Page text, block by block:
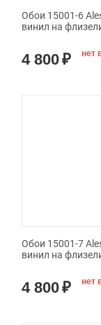
Обои 15001-6
винил на
4 800₽ нет
Обои 15001-7
винил на
4 800₽ нет